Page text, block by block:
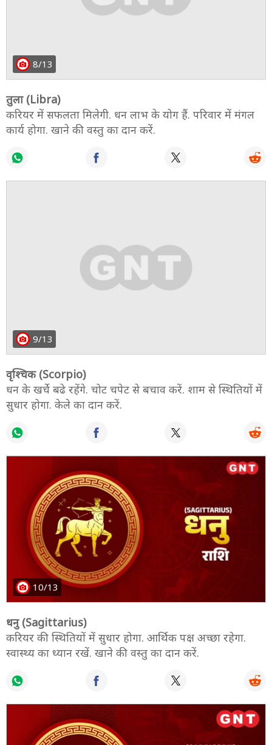
तुला (Libra)
कार्य होगा. खाने की वस्तु का दान करें.
धन के खर्चे बढे रहेंगे. चोट चपेट से बचाव करें. शाम से स्थितियों में
सुधार होगा. केले का दान करें.
10/13
धनु (Sagittarius)
करियर की स्थितियों में सुधार होगा. आर्थिक पक्ष अच्छा रहेगा.
स्वास्थ्य का ध्यान रखें. खाने की वस्तु का दान करें.